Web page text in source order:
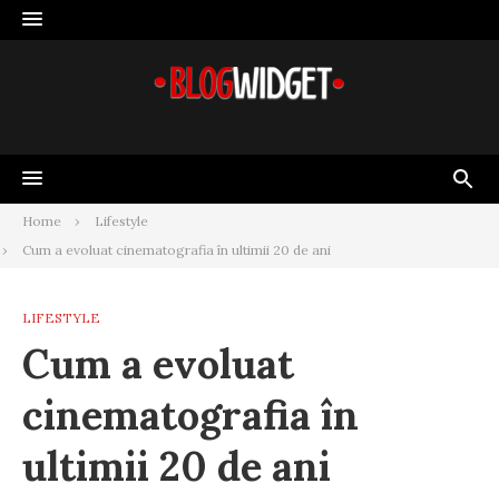
Skip
to
Home
Lifestyle
Cum a evoluat cinematografia în ultimii 20 de ani
LIFESTYLE
Cum a evoluat
cinematografia în
ultimii 20 de ani